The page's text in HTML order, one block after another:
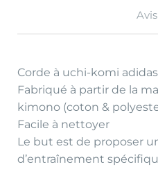
Corde à uchi-komi adidas
Fabriqué à partir de la
kimono (coton &
Facile à nettoyer
Le but est de proposer
d’entraînement